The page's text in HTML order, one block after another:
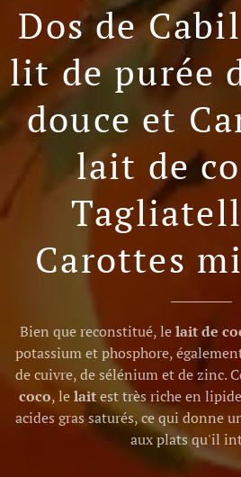
Dos de
lit de purée
douce et
lait de
Carottes
Bien que reconstitué, lelait de
potassium et phosphore,
de cuivre, de sélénium et de zinc.
coco, lelaitest très riche en
acides gras saturés, ce qui donne
aux plats qu'il